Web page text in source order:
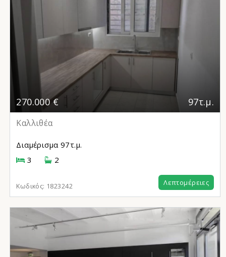
270.000 € 97τ.μ.
Καλλιθέα
Διαμέρισμα 97τ.μ.
3
2
Κωδικός: 1823242 Λεπτομέρειες